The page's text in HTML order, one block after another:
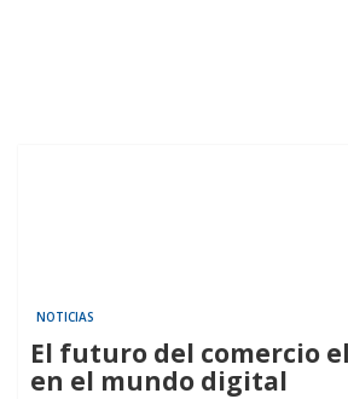
NOTICIAS
El futuro del comercio
en el mundo digital